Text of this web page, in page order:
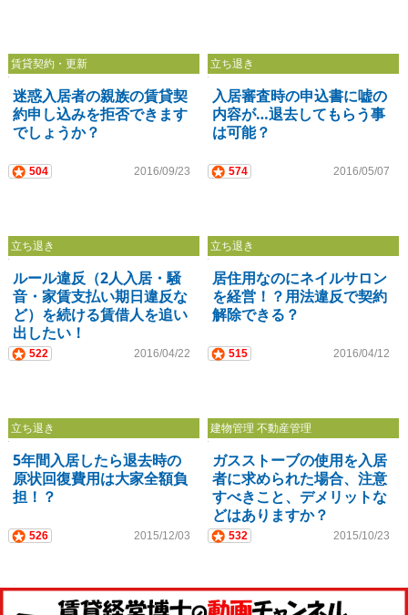
賃貸契約・更新
迷惑入居者の親族の賃貸契
約申し込みを拒否できます
でしょうか？
504 2016/09/23
立ち退き
入居審査時の申込書に嘘の
内容が…退去してもらう事
は可能？
574 2016/05/07
立ち退き
ルール違反（2人入居・騒
音・家賃支払い期日違反な
ど）を続ける賃借人を追い
出したい！
522 2016/04/22
立ち退き
居住用なのにネイルサロン
を経営！？用法違反で契約
解除できる？
515 2016/04/12
立ち退き
5年間入居したら退去時の
原状回復費用は大家全額負
担！？
526 2015/12/03
建物管理 不動産管理
ガスストーブの使用を入居
者に求められた場合、注意
すべきこと、デメリットな
どはありますか？
532 2015/10/23